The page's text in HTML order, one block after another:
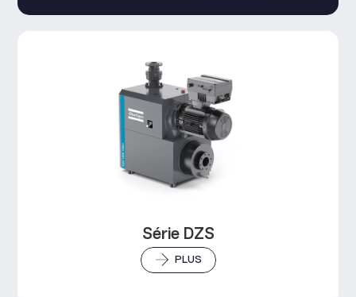
Série DZS
PLUS